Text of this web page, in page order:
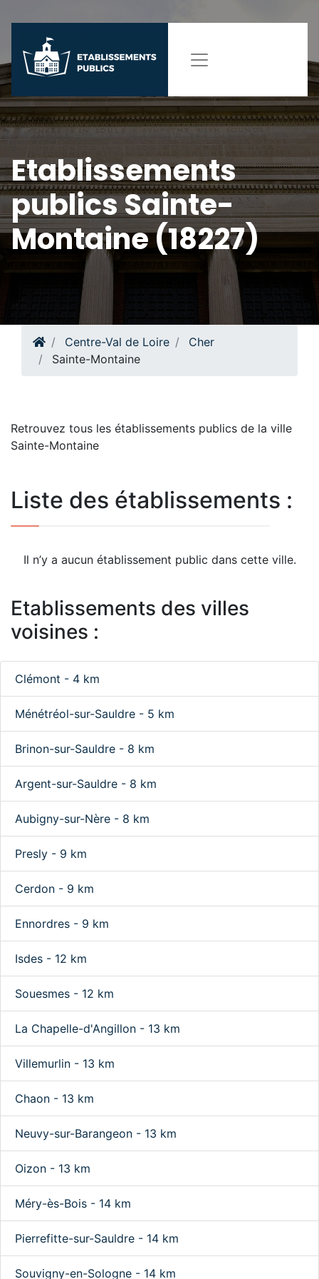
Etablissements
publics Sainte-
Montaine (18227)
Centre-Val de Loire
Cher
Sainte-Montaine
Retrouvez tous les établissements publics de la ville
Sainte-Montaine
Liste des établissements :
Il n’y a aucun établissement public dans cette ville.
Etablissements des villes
voisines :
Clémont - 4 km
Ménétréol-sur-Sauldre - 5 km
Brinon-sur-Sauldre - 8 km
Argent-sur-Sauldre - 8 km
Aubigny-sur-Nère - 8 km
Presly - 9 km
Cerdon - 9 km
Ennordres - 9 km
Isdes - 12 km
Souesmes - 12 km
La Chapelle-d'Angillon - 13 km
Villemurlin - 13 km
Chaon - 13 km
Neuvy-sur-Barangeon - 13 km
Oizon - 13 km
Méry-ès-Bois - 14 km
Pierrefitte-sur-Sauldre - 14 km
Souvigny-en-Sologne - 14 km